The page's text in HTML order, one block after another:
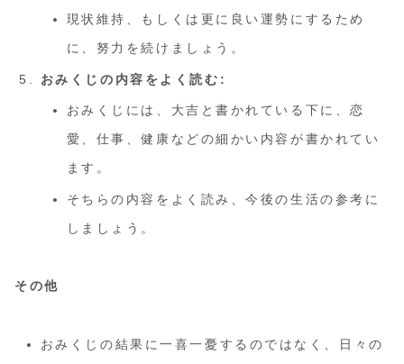
現状維持、もしくは更に良い運勢にするため
に、努力を続けましょう。
おみくじの内容をよく読む:
おみくじには、大吉と書かれている下に、恋
愛、仕事、健康などの細かい内容が書かれてい
ます。
そちらの内容をよく読み、今後の生活の参考に
しましょう。
その他
おみくじの結果に一喜一憂するのではなく、日々の